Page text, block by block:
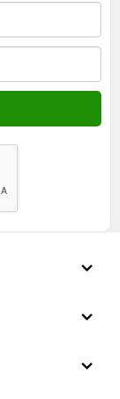
10.5 inch,
hơn so với
cũng hỗ trợ
quả hơn.
và sử dụng
góc nhìn và
các thiết bị